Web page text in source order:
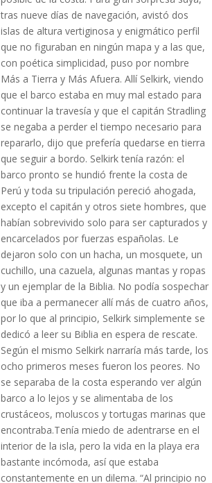
tras nueve días de navegación, avistó dos
islas de altura vertiginosa y enigmático perfil
que no figuraban en ningún mapa y a las que,
con poética simplicidad, puso por nombre
Más a Tierra y Más Afuera. Allí Selkirk, viendo
que el barco estaba en muy mal estado para
continuar la travesía y que el capitán Stradling
se negaba a perder el tiempo necesario para
repararlo, dijo que prefería quedarse en tierra
que seguir a bordo. Selkirk tenía razón: el
barco pronto se hundió frente la costa de
Perú y toda su tripulación pereció ahogada,
excepto el capitán y otros siete hombres, que
habían sobrevivido solo para ser capturados y
encarcelados por fuerzas españolas. Le
dejaron solo con un hacha, un mosquete, un
cuchillo, una cazuela, algunas mantas y ropas
y un ejemplar de la Biblia. No podía sospechar
que iba a permanecer allí más de cuatro años,
por lo que al principio, Selkirk simplemente se
dedicó a leer su Biblia en espera de rescate.
Según el mismo Selkirk narraría más tarde, los
ocho primeros meses fueron los peores. No
se separaba de la costa esperando ver algún
barco a lo lejos y se alimentaba de los
crustáceos, moluscos y tortugas marinas que
encontraba.Tenía miedo de adentrarse en el
interior de la isla, pero la vida en la playa era
bastante incómoda, así que estaba
constantemente en un dilema. “Al principio no